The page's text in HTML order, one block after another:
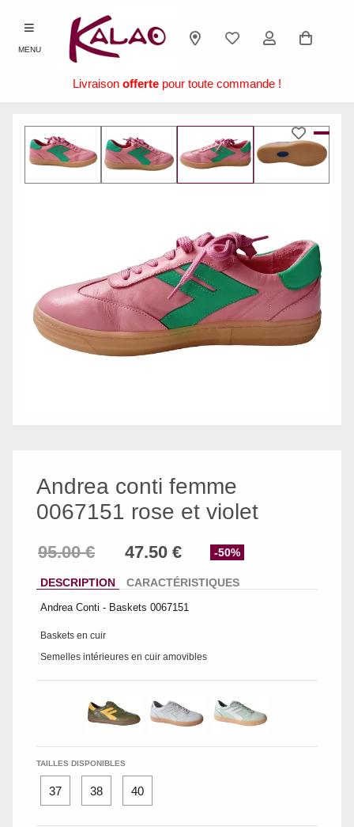
MENU
Livraison offerte pour toute commande !
Andrea conti femme
0067151 rose et violet
-50%
DESCRIPTION CARACTÉRISTIQUES
Andrea Conti - Baskets 0067151
Baskets en cuir
Semelles intérieures en cuir amovibles
TAILLES DISPONIBLES
37 38 40